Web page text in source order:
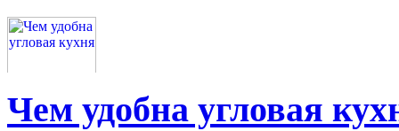
Чем удобна угловая